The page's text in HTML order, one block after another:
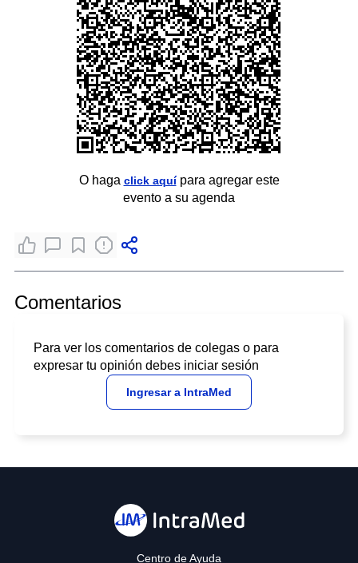
O haga click aquípara agregar este
evento a su agenda
Comentarios
Para ver los comentarios de colegas o para
expresar tu opinión debes iniciar sesión
Ingresar a IntraMed
Centro de Ayuda